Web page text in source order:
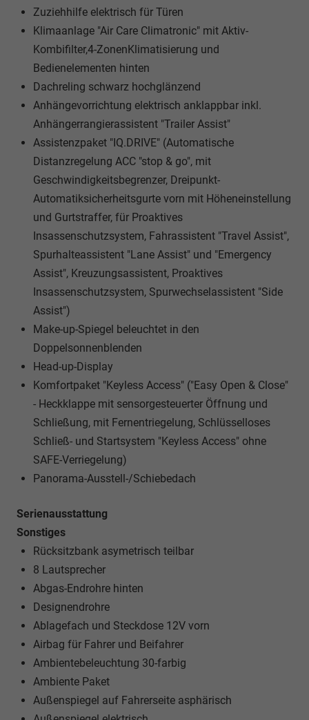
Zuziehhilfe elektrisch für Türen
Klimaanlage "Air Care Climatronic" mit Aktiv-
Kombifilter,4-ZonenKlimatisierung und
Bedienelementen hinten
Dachreling schwarz hochglänzend
Anhängevorrichtung elektrisch anklappbar inkl.
Anhängerrangierassistent "Trailer Assist"
Assistenzpaket "IQ.DRIVE" (Automatische
Distanzregelung ACC "stop & go", mit
Geschwindigkeitsbegrenzer, Dreipunkt-
Automatiksicherheitsgurte vorn mit Höheneinstellung
und Gurtstraffer, für Proaktives
Insassenschutzsystem, Fahrassistent "Travel Assist",
Spurhalteassistent "Lane Assist" und "Emergency
Assist", Kreuzungsassistent, Proaktives
Insassenschutzsystem, Spurwechselassistent "Side
Assist")
Make-up-Spiegel beleuchtet in den
Doppelsonnenblenden
Head-up-Display
Komfortpaket "Keyless Access" ("Easy Open & Close"
- Heckklappe mit sensorgesteuerter Öffnung und
Schließung, mit Fernentriegelung, Schlüsselloses
Schließ- und Startsystem "Keyless Access" ohne
SAFE-Verriegelung)
Panorama-Ausstell-/Schiebedach
Serienausstattung
Sonstiges
Rücksitzbank asymetrisch teilbar
8 Lautsprecher
Abgas-Endrohre hinten
Designendrohre
Ablagefach und Steckdose 12V vorn
Airbag für Fahrer und Beifahrer
Ambientebeleuchtung 30-farbig
Ambiente Paket
Außenspiegel auf Fahrerseite asphärisch